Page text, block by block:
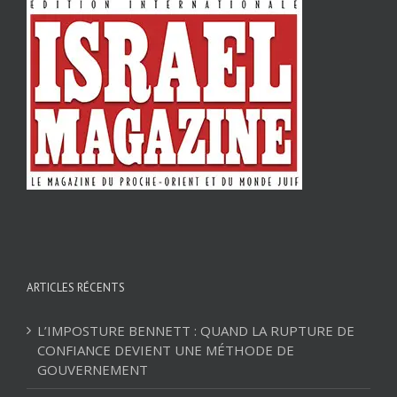
ARTICLES RÉCENTS
L’IMPOSTURE BENNETT : QUAND LA RUPTURE DE
CONFIANCE DEVIENT UNE MÉTHODE DE
GOUVERNEMENT